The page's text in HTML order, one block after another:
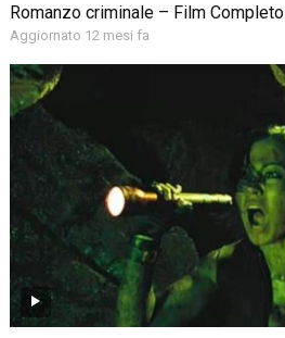
Romanzo criminale – Film Completo
Aggiornato 12 mesi fa